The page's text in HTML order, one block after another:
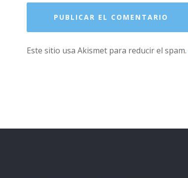
Este sitio usa Akismet para reducir el spam.